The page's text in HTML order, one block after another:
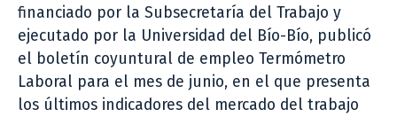
financiado por la Subsecretaría del Trabajo y
ejecutado por la Universidad del Bío-Bío, publicó
el boletín coyuntural de empleo Termómetro
Laboral para el mes de junio, en el que presenta
los últimos indicadores del mercado del trabajo